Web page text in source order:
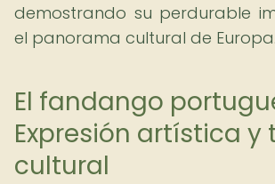
demostrando su perdurable
el panorama cultural de Europa.
El fandango
Expresión artística y
cultural